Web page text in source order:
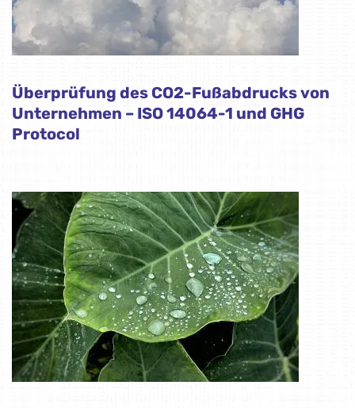
Überprüfung des CO2-Fußabdrucks von
Unternehmen – ISO 14064-1 und GHG
Protocol